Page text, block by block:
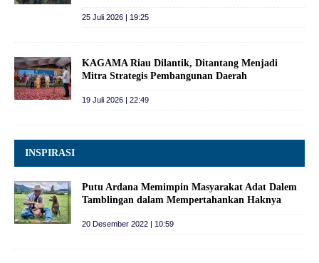
25 Juli 2026 | 19:25
KAGAMA Riau Dilantik, Ditantang Menjadi
Mitra Strategis Pembangunan Daerah
19 Juli 2026 | 22:49
INSPIRASI
Putu Ardana Memimpin Masyarakat Adat Dalem
Tamblingan dalam Mempertahankan Haknya
20 Desember 2022 | 10:59